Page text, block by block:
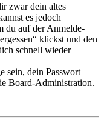
zwar dein altes
es jedoch
du auf der Anmelde-
klickst und den
schnell wieder
sein, dein Passwort
Board-Administration.